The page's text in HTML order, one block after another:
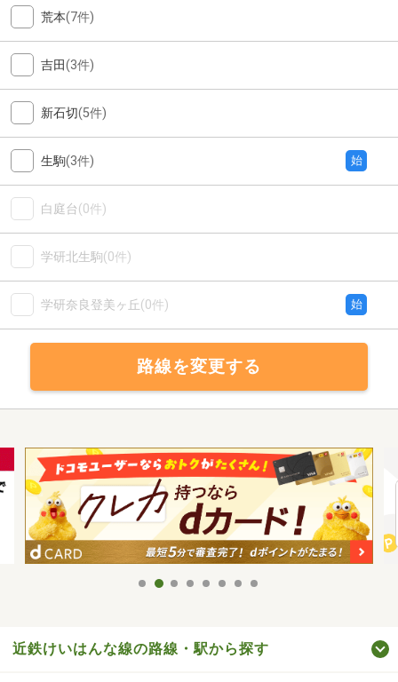
荒本(7件)
吉田(3件)
新石切(5件)
生駒(3件) 始
白庭台(0件)
学研北生駒(0件)
学研奈良登美ヶ丘(0件) 始
路線を変更する
近鉄けいはんな線の路線・駅から探す